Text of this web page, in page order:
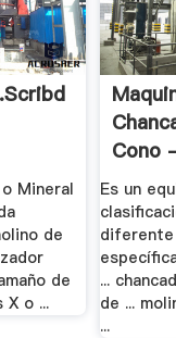
Mineral
de
de
X o ...
Cono
Es un
diferente
...
de ...
...